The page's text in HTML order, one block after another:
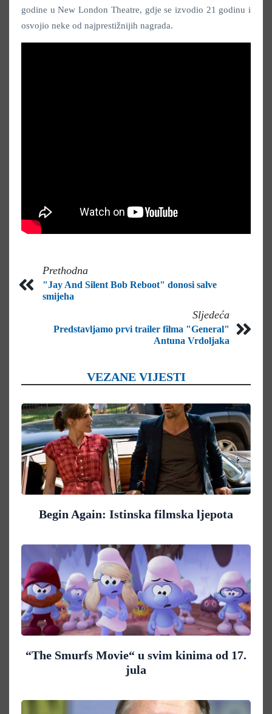
godine u New London Theatre, gdje se izvodio 21 godinu i
osvojio neke od najprestižnijih nagrada.
Prethodna
"Jay And Silent Bob Reboot" donosi salve
smijeha
Sljedeća
Predstavljamo prvi trailer filma "General"
Antuna Vrdoljaka
VEZANE VIJESTI
Begin Again: Istinska filmska ljepota
“The Smurfs Movie“ u svim kinima od 17.
jula